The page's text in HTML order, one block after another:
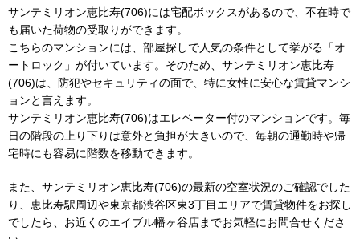
サンテミリオン恵比寿(706)には宅配ボックスがあるので、不在時で
も届いた荷物の受取りができます。
こちらのマンションには、部屋探しで人気の条件として挙がる「オ
ートロック」が付いています。そのため、サンテミリオン恵比寿
(706)は、防犯やセキュリティの面で、特に女性に安心な賃貸マンシ
ョンと言えます。
サンテミリオン恵比寿(706)はエレベーター付のマンションです。毎
日の階段の上り下りは意外と負担が大きいので、毎朝の通勤時や帰
宅時にも容易に階数を移動できます。
また、サンテミリオン恵比寿(706)の最新の空室状況のご確認でした
り、恵比寿駅周辺や東京都渋谷区東3丁目エリアで賃貸物件をお探し
でしたら、お近くのエイブル幡ヶ谷店までお気軽にお問合せくださ